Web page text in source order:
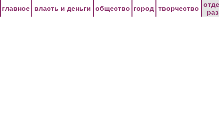
главное власть и деньги общество город творчество